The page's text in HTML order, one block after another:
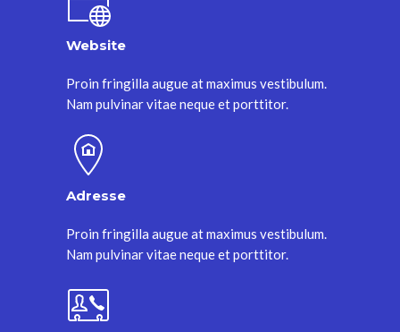
Website
Proin fringilla augue at maximus vestibulum.
Nam pulvinar vitae neque et porttitor.
Adresse
Proin fringilla augue at maximus vestibulum.
Nam pulvinar vitae neque et porttitor.